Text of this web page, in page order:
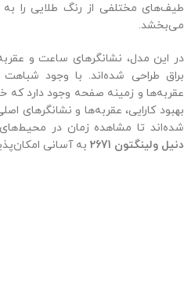
طیف‌های مختلفی از رنگ طلایی را
می‌بخشد.
در این مدل، نشانگرهای ساعت و
براق طراحی شده‌اند. با وجود
عقربه‌ها و زمینه صفحه وجود دارد که
بهبود کارایی، عقربه‌ها و نشانگرهای
شده‌اند تا مشاهده زمان در
دنیل ولینگتون 2671
به آسانی